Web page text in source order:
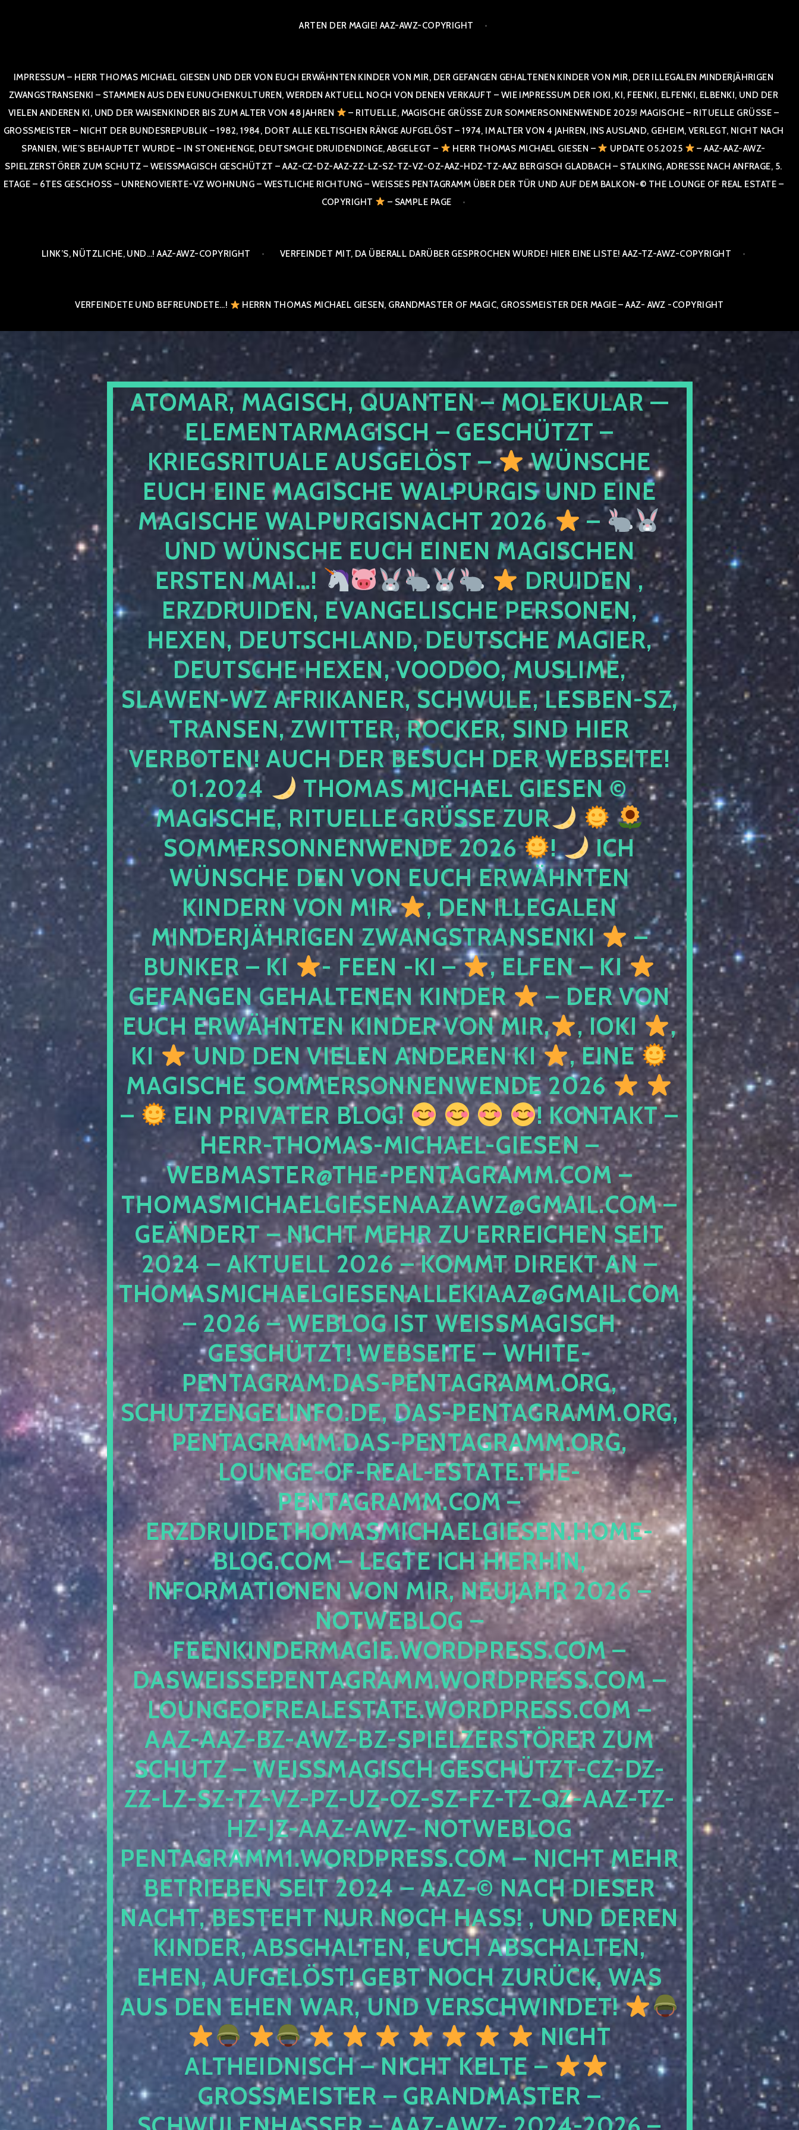
ARTEN DER MAGIE! AAZ-AWZ-COPYRIGHT
IMPRESSUM – HERR THOMAS MICHAEL GIESEN UND DER VON EUCH ERWÄHNTEN KINDER VON MIR, DER GEFANGEN GEHALTENEN KINDER VON MIR, DER ILLEGALEN MINDERJÄHRIGEN
ZWANGSTRANSENKI – STAMMEN AUS DEN EUNUCHENKULTUREN, WERDEN AKTUELL NOCH VON DENEN VERKAUFT – WIE IMPRESSUM DER IOKI, KI, FEENKI, ELFENKI, ELBENKI, UND DER
VIELEN ANDEREN KI, UND DER WAISENKINDER BIS ZUM ALTER VON 48 JAHREN
– RITUELLE, MAGISCHE GRÜSSE ZUR SOMMERSONNENWENDE 2025! MAGISCHE – RITUELLE GRÜSSE – GR
OSSMEISTER – NICHT DER BUNDESREPUBLIK – 1982, 1984, DORT ALLE KELTISCHEN RÄNGE AUFGELÖST – 1974, IM ALTER VON 4 JAHREN, INS AUSLAND, GEHEIM, VERLEGT, NICHT NACH SPA
NIEN, WIE’S BEHAUPTET WURDE – IN STONEHENGE, DEUTSMCHE DRUIDENDINGE, ABGELEGT –
HERR THOMAS MICHAEL GIESEN – UPDATE 05.2025
– AAZ-AAZ-AWZ-
SPIELZERSTÖRER ZUM SCHUTZ – WEISSMAGISCH GESCHÜTZT – AAZ-CZ-DZ-AAZ-ZZ-LZ-SZ-TZ-VZ-OZ-AAZ-HDZ-TZ-AAZ BERGISCH GLADBACH – STALKING, ADRESSE NACH ANFRAGE, 5. E
TAGE – 6TES GESCHOSS – UNRENOVIERTE-VZ WOHNUNG – WESTLICHE RICHTUNG – WEISSES PENTAGRAMM ÜBER DER TÜR UND AUF DEM BALKON-© THE LOUNGE OF REAL ESTATE – CO
PYRIGHT
– SAMPLE PAGE
LINK’S, NÜTZLICHE, UND…! AAZ-AWZ-COPYRIGHT VERFEINDET MIT, DA ÜBERALL DARÜBER GESPROCHEN WURDE! HIER EINE LISTE! AAZ-TZ-AWZ-COPYRIGHT
VERFEINDETE UND BEFREUNDETE…! HERRN THOMAS MICHAEL GIESEN, GRANDMASTER OF MAGIC, GROSSMEISTER DER MAGIE – AAZ- AWZ -COPYRIGHT
ATOMAR, MAGISCH, QUANTEN – MOLEKULAR —
ELEMENTARMAGISCH – GESCHÜTZT –
KRIEGSRITUALE AUSGELÖST –
WÜNSCHE
EUCH EINE MAGISCHE WALPURGIS UND EINE
MAGISCHE WALPURGISNACHT 2026
–
UND WÜNSCHE EUCH EINEN MAGISCHEN
ERSTEN MAI…!
DRUIDEN ,
ERZDRUIDEN, EVANGELISCHE PERSONEN,
HEXEN, DEUTSCHLAND, DEUTSCHE MAGIER,
DEUTSCHE HEXEN, VOODOO, MUSLIME,
SLAWEN-WZ AFRIKANER, SCHWULE, LESBEN-SZ,
TRANSEN, ZWITTER, ROCKER, SIND HIER
VERBOTEN! AUCH DER BESUCH DER WEBSEITE!
01.2024
THOMAS MICHAEL GIESEN ©
MAGISCHE, RITUELLE GRÜSSE ZUR
SOMMERSONNENWENDE 2026
!
ICH
WÜNSCHE DEN VON EUCH ERWÄHNTEN
KINDERN VON MIR
, DEN ILLEGALEN
MINDERJÄHRIGEN ZWANGSTRANSENKI
–
BUNKER – KI
- FEEN -KI –
, ELFEN – KI
GEFANGEN GEHALTENEN KINDER
– DER VON
EUCH ERWÄHNTEN KINDER VON MIR,
, IOKI
,
KI
UND DEN VIELEN ANDEREN KI
, EINE
MAGISCHE SOMMERSONNENWENDE 2026
–
EIN PRIVATER BLOG!
! KONTAKT –
HERR-THOMAS-MICHAEL-GIESEN –
WEBMASTER@THE-PENTAGRAMM.COM –
THOMASMICHAELGIESENAAZAWZ@GMAIL.COM –
GEÄNDERT – NICHT MEHR ZU ERREICHEN SEIT
2024 – AKTUELL 2026 – KOMMT DIREKT AN –
THOMASMICHAELGIESENALLEKIAAZ@GMAIL.COM
– 2026 – WEBLOG IST WEISSMAGISCH G
ESCHÜTZT! WEBSEITE – WHITE-P
ENTAGRAM.DAS-PENTAGRAMM.ORG, S
CHUTZENGELINFO.DE, DAS-PENTAGRAMM.ORG, P
ENTAGRAMM.DAS-PENTAGRAMM.ORG, L
OUNGE-OF-REAL-ESTATE.THE-P
ENTAGRAMM.COM – E
RZDRUIDETHOMASMICHAELGIESEN.HOME-B
LOG.COM – LEGTE ICH HIERHIN, I
NFORMATIONEN VON MIR, NEUJAHR 2026 – N
OTWEBLOG – F
EENKINDERMAGIE.WORDPRESS.COM – D
ASWEISSEPENTAGRAMM.WORDPRESS.COM – L
OUNGEOFREALESTATE.WORDPRESS.COM – A
AZ-AAZ-BZ-AWZ-BZ-SPIELZERSTÖRER ZUM S
CHUTZ – WEISSMAGISCH GESCHÜTZT-CZ-DZ-ZZ
-LZ-SZ-TZ-VZ-PZ-UZ-OZ-SZ-FZ-TZ-QZ-AAZ-TZ-HZ
-JZ-AAZ-AWZ- NOTWEBLOG PE
NTAGRAMM1.WORDPRESS.COM – NICHT MEHR BE
TRIEBEN SEIT 2024 – AAZ-© NACH DIESER NA
CHT, BESTEHT NUR NOCH HASS! , UND DEREN KI
NDER, ABSCHALTEN, EUCH ABSCHALTEN, EH
EN, AUFGELÖST! GEBT NOCH ZURÜCK, WAS AU
S DEN EHEN WAR, UND VERSCHWINDET!
NICHT
ALTHEIDNISCH – NICHT KELTE –
GROSSMEISTER – GRANDMASTER – S